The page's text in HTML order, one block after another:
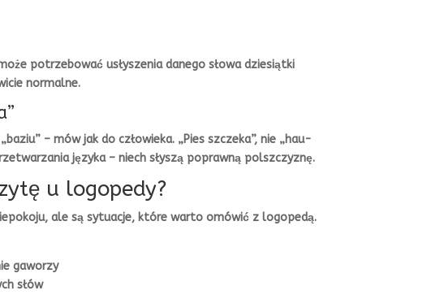
potrzebować usłyszenia danego słowa dziesiątki
normalne.
– mów jak do człowieka. „Pies szczeka”, nie „hau-
języka – niech słyszą poprawną polszczyznę.
u logopedy?
ale są sytuacje, które warto omówić z logopedą.
gaworzy
słów